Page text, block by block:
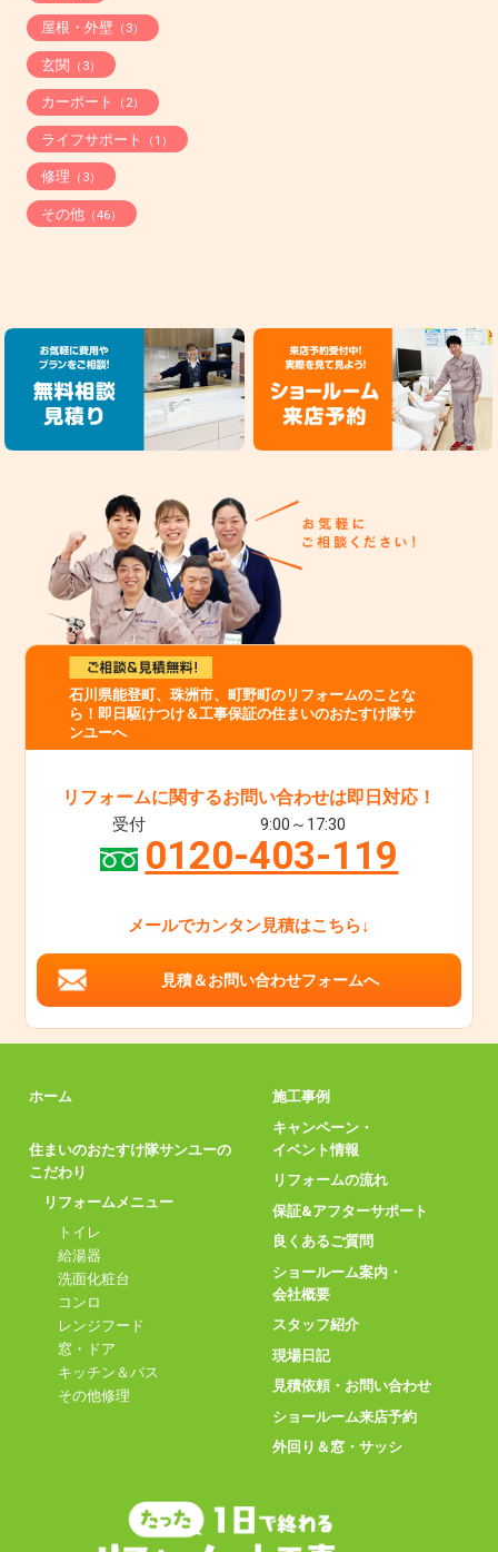
屋根・外壁（3）
玄関 （3）
カーポート （2）
ライフサポート （1）
修理 （3）
その他（46）
石川県能登町、珠洲市、町野町のリフォームのことな
ら！即日駆けつけ＆工事保証の住まいのおたすけ隊サ
ンユーへ
リフォームに関するお問い合わせは即日対応！
受付 9:00～17:30
0120-403-119
メールでカンタン見積はこちら↓
見積＆お問い合わせフォームへ
ホーム
住まいのおたすけ隊サンユーの
こだわり
リフォームメニュー
トイレ
給湯器
洗面化粧台
コンロ
レンジフード
窓・ドア
キッチン＆バス
その他修理
施工事例
キャンペーン・
イベント情報
リフォームの流れ
保証&アフターサポート
良くあるご質問
ショールーム案内・
会社概要
スタッフ紹介
現場日記
見積依頼・お問い合わせ
ショールーム来店予約
外回り＆窓・サッシ